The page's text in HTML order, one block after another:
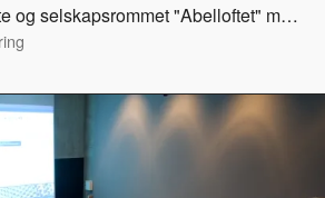
Vitenfabrikken - møte og selskapsrommet "Abelloftet" med egen takterrasse